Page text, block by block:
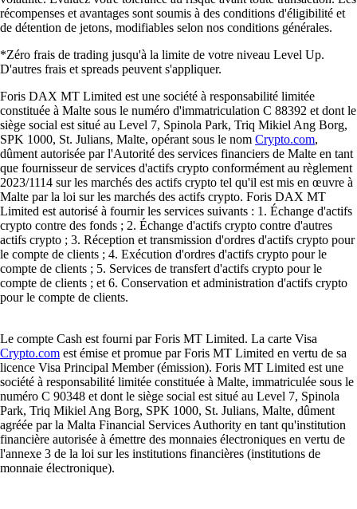
récompenses et avantages sont soumis à des conditions d'éligibilité et
de détention de jetons, modifiables selon nos conditions générales.
*Zéro frais de trading jusqu'à la limite de votre niveau Level Up.
D'autres frais et spreads peuvent s'appliquer.
Foris DAX MT Limited est une société à responsabilité limitée
constituée à Malte sous le numéro d'immatriculation C 88392 et dont le
siège social est situé au Level 7, Spinola Park, Triq Mikiel Ang Borg,
SPK 1000, St. Julians, Malte, opérant sous le nom Crypto.com,
dûment autorisée par l'Autorité des services financiers de Malte en tant
que fournisseur de services d'actifs crypto conformément au règlement
2023/1114 sur les marchés des actifs crypto tel qu'il est mis en œuvre à
Malte par la loi sur les marchés des actifs crypto. Foris DAX MT
Limited est autorisé à fournir les services suivants : 1. Échange d'actifs
crypto contre des fonds ; 2. Échange d'actifs crypto contre d'autres
actifs crypto ; 3. Réception et transmission d'ordres d'actifs crypto pour
le compte de clients ; 4. Exécution d'ordres d'actifs crypto pour le
compte de clients ; 5. Services de transfert d'actifs crypto pour le
compte de clients ; et 6. Conservation et administration d'actifs crypto
pour le compte de clients.
Le compte Cash est fourni par Foris MT Limited. La carte Visa
Crypto.com est émise et promue par Foris MT Limited en vertu de sa
licence Visa Principal Member (émission). Foris MT Limited est une
société à responsabilité limitée constituée à Malte, immatriculée sous le
numéro C 90348 et dont le siège social est situé au Level 7, Spinola
Park, Triq Mikiel Ang Borg, SPK 1000, St. Julians, Malte, dûment
agréée par la Malta Financial Services Authority en tant qu'institution
financière autorisée à émettre des monnaies électroniques en vertu de
l'annexe 3 de la loi sur les institutions financières (institutions de
monnaie électronique).